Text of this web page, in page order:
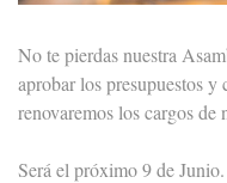
No te pierdas nuestra
aprobar los presupuestos y
renovaremos los cargos de
Será el próximo 9 de